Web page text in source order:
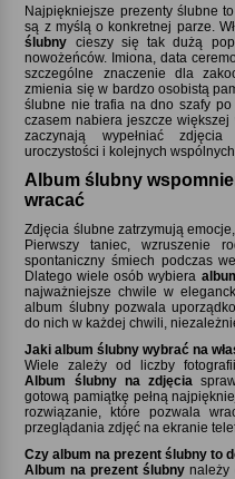
Najpiękniejsze prezenty ślubne
są z myślą o konkretnej parze.
ślubny cieszy się tak dużą
nowożeńców. Imiona, data
szczególne znaczenie dla
zmienia się w bardzo osobistą
ślubne nie trafia na dno szafy
czasem nabiera jeszcze
zaczynają wypełniać
uroczystości i kolejnych
Album ślubny
wracać
Zdjęcia ślubne zatrzymują
Pierwszy taniec, wzruszenie
spontaniczny śmiech podczas
Dlatego wiele osób wybiera
najważniejsze chwile w
album ślubny pozwala
do nich w każdej chwili,
Jaki album ślubny wybrać na
Wiele zależy od liczby
Album ślubny na zdjęcia
gotową pamiątkę pełną
rozwiązanie, które pozwala
przeglądania zdjęć na ekranie
Czy album na prezent ślubny to
Album na prezent ślubny należy